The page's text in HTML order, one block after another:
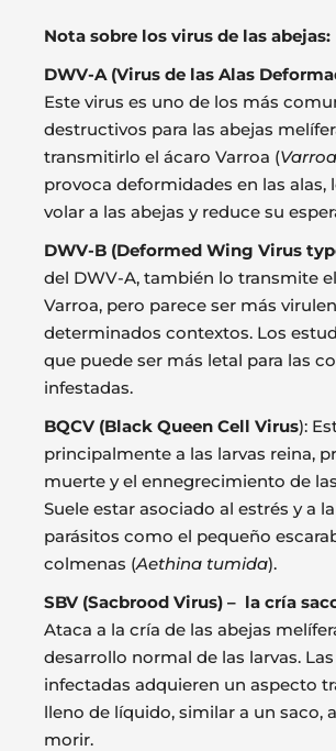
Nota sobre los virus de las abejas:
DWV-A (Virus de las Alas
Este virus es uno de los más
destructivos para las abejas
transmitirlo el ácaro Varroa (
provoca deformidades en las alas,
volar a las abejas y reduce su
DWV-B (Deformed Wing Virus
del DWV-A, también lo transmite
Varroa, pero parece ser más
determinados contextos. Los
que puede ser más letal para las
infestadas.
BQCV (Black Queen Cell Virus):
principalmente a las larvas reina,
muerte y el ennegrecimiento de
Suele estar asociado al estrés y a
parásitos como el pequeño
colmenas (Aethina tumida).
SBV (Sacbrood Virus) – la cría
Ataca a la cría de las abejas
desarrollo normal de las larvas.
infectadas adquieren un aspecto
lleno de líquido, similar a un saco,
morir.